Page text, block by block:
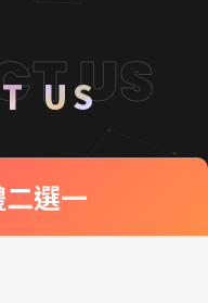
專欄
US
選一